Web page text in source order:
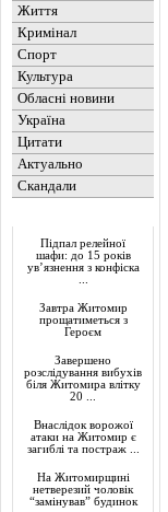
Життя
Кримінал
Спорт
Культура
Обласні новини
Україна
Цитати
Актуально
Скандали
Підпал релейної
шафи: до 15 років
ув’язнення з конфіска
Завтра Житомир
прощатиметься з
Героєм
Завершено
розслідування вибухів
біля Житомира влітку
20 ...
Внаслідок ворожої
атаки на Житомир є
загиблі та постраж ...
На Житомирщині
нетверезий чоловік
“замінував” будинок